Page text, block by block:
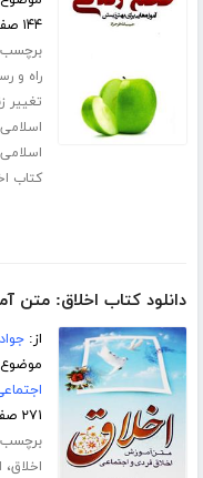
۱۴۴ صفحه
راه و
تغییر
اسلامی
اسلامی
کتاب
دانلود کتاب اخلاق: متن
از:
۲۷۱ صفحه
اخلاق،